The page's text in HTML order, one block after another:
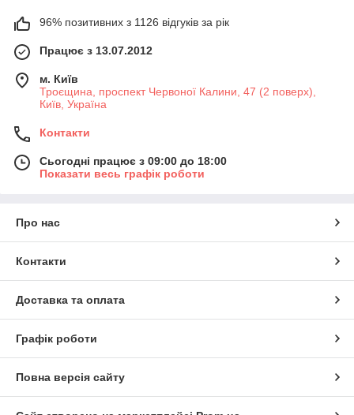
96% позитивних з 1126 відгуків за рік
Працює з 13.07.2012
м. Київ
Троєщина, проспект Червоної Калини, 47 (2 поверх),
Київ, Україна
Контакти
Сьогодні працює з 09:00 до 18:00
Показати весь графік роботи
Про нас
Контакти
Доставка та оплата
Графік роботи
Повна версія сайту